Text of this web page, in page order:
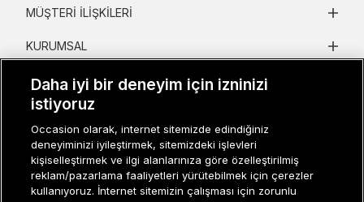
MÜŞTERI İLIŞKILERI
KURUMSAL
KADIN KATEGORILER
GRUP MARKALAR
ERKEK KATEGORILER
Daha iyi bir deneyim için izninizi
istiyoruz
Occasion olarak, internet sitemizde edindiğiniz
deneyiminizi iyileştirmek, sitemizdeki işlevleri
kişiselleştirmek ve ilgi alanlarınıza göre özelleştirilmiş
reklam/pazarlama faaliyetleri yürütebilmek için çerezler
kullanıyoruz. İnternet sitemizin çalışması için zorunlu